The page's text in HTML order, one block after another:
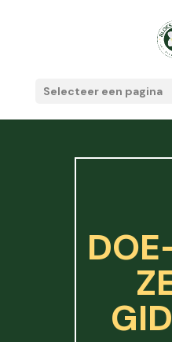
Selecteer een pagina